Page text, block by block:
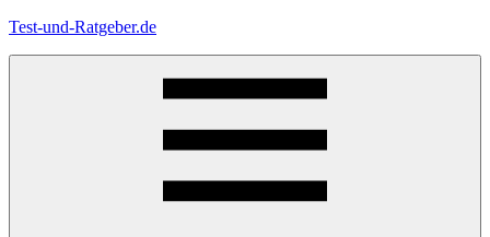
Zum
Test-und-Ratgeber.de